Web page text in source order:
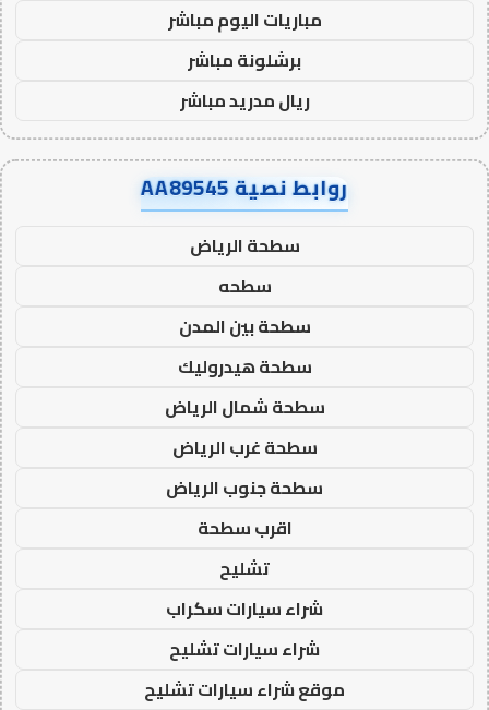
مباريات اليوم مباشر
برشلونة مباشر
ريال مدريد مباشر
روابط نصية AA89545
سطحة الرياض
سطحه
سطحة بين المدن
سطحة هيدروليك
سطحة شمال الرياض
سطحة غرب الرياض
سطحة جنوب الرياض
اقرب سطحة
تشليح
شراء سيارات سكراب
شراء سيارات تشليح
موقع شراء سيارات تشليح